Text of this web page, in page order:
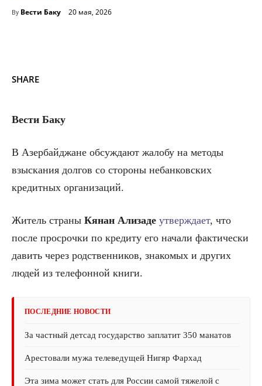
By Вести Баку 20 мая, 2026
SHARE
Вести Баку
В Азербайджане обсуждают жалобу на методы
взыскания долгов со стороны небанковских
кредитных организаций.
Житель страны Кянан Ализаде утверждает, что
после просрочки по кредиту его начали фактически
давить через родственников, знакомых и других
людей из телефонной книги.
ПОСЛЕДНИЕ НОВОСТИ
За частный детсад государство заплатит 350 манатов
Арестовали мужа телеведущей Нигяр Фархад
Эта зима может стать для России самой тяжелой с